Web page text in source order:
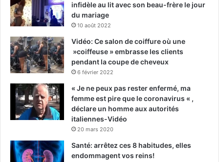
infidèle au lit avec son beau-frère le jour
du mariage
10 août 2022
Vidéo: Ce salon de coiffure où une
»coiffeuse » embrasse les clients
pendant la coupe de cheveux
6 février 2022
« Je ne peux pas rester enfermé, ma
femme est pire que le coronavirus « ,
déclare un homme aux autorités
italiennes-Vidéo
20 mars 2020
Santé: arrêtez ces 8 habitudes, elles
endommagent vos reins!